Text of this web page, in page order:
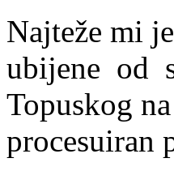
Najteže mi
ubijene od
Topuskog
procesuiran